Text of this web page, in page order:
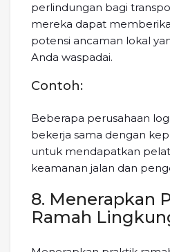
perlindungan bagi
mereka dapat
potensi ancaman lokal
Anda waspadai.
Contoh:
Beberapa perusahaan
bekerja sama dengan
untuk mendapatkan
keamanan jalan dan
8. Menerapkan
Ramah